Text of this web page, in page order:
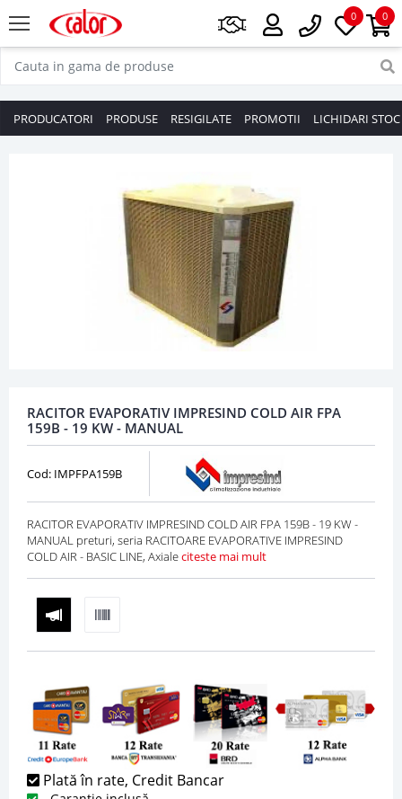
0
0
PRODUCATORI PRODUSE RESIGILATE PROMOTII LICHIDARI STOC
RACITOR EVAPORATIV IMPRESIND COLD AIR FPA
159B - 19 KW - MANUAL
Cod: IMPFPA159B
RACITOR EVAPORATIV IMPRESIND COLD AIR FPA 159B - 19 KW -
MANUAL preturi, seria RACITOARE EVAPORATIVE IMPRESIND
COLD AIR - BASIC LINE, Axialeciteste mai mult
Plată în rate, Credit Bancar